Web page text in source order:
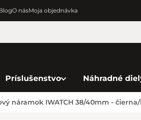
O násMoja objednávka
Príslušenstvo Náhradné
náramok IWATCH 38/40mm -